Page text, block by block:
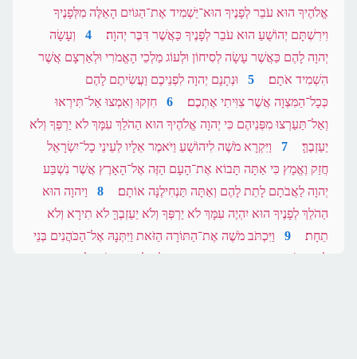
אֱלֹהֶיךָ הוּא עֹבֵר לְפָנֶיךָ הוּא־יַשְׁמִיד אֶת־הַגּוֹיִם הָאֵלֶּה מִלְּפָנֶיךָ
וִירִשְׁתָּם יְהוֹשֻׁעַ הוּא עֹבֵר לְפָנֶיךָ כַּאֲשֶׁר דִּבֶּר יְהוָה׃
4
וְעָשָׂה
יְהוָה לָהֶם כַּאֲשֶׁר עָשָׂה לְסִיחוֹן וּלְעוֹג מַלְכֵי הָאֱמֹרִי וּלְאַרְצָם אֲשֶׁר
הִשְׁמִיד אֹתָם׃
5
וּנְתָנָם יְהוָה לִפְנֵיכֶם וַעֲשִׂיתֶם לָהֶם
כְּכָל־הַמִּצְוָה אֲשֶׁר צִוִּיתִי אֶתְכֶם׃
6
חִזְקוּ וְאִמְצוּ אַל־תִּירְאוּ
וְאַל־תַּעַרְצוּ מִפְּנֵיהֶם כִּי יְהוָה אֱלֹהֶיךָ הוּא הַהֹלֵךְ עִמָּךְ לֹא יַרְפְּךָ וְלֹא
יַעַזְבֶךָּ׃
7
וַיִּקְרָא מֹשֶׁה לִיהוֹשֻׁעַ וַיֹּאמֶר אֵלָיו לְעֵינֵי כָל־יִשְׂרָאֵל
חֲזַק וֶאֱמָץ כִּי אַתָּה תָּבוֹא אֶת־הָעָם הַזֶּה אֶל־הָאָרֶץ אֲשֶׁר נִשְׁבַּע
יְהוָה לַאֲבֹתָם לָתֵת לָהֶם וְאַתָּה תַּנְחִילֶנָּה אוֹתָם׃
8
וַיהוָה הוּא
הַהֹלֵךְ לְפָנֶיךָ הוּא יִהְיֶה עִמָּךְ לֹא יַרְפְּךָ וְלֹא יַעַזְבֶךָּ לֹא תִירָא וְלֹא
תֵחָת׃
9
וַיִּכְתֹּב מֹשֶׁה אֶת־הַתּוֹרָה הַזֹּאת וַיִּתְּנָהּ אֶל־הַכֹּהֲנִים בְּנֵי
לֵוִי הַנֹּשְׂאִים אֶת־אֲרוֹן בְּרִית יְהוָה וְאֶל־כָּל־זִקְנֵי יִשְׂרָאֵל׃